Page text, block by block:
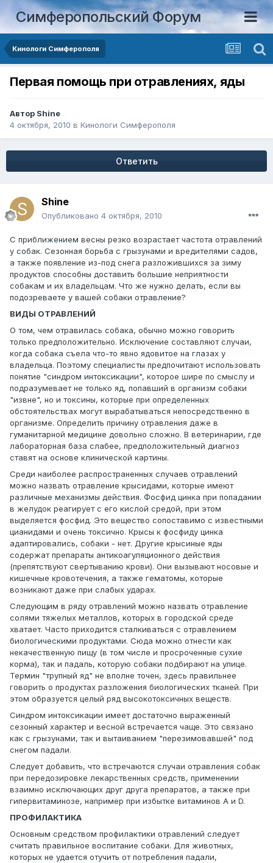
Симферопольский Форум
Кинологи Симферополя
Первая помощь при отравлениях, яды
Автор Shine
4 октября, 2010 в Кинологи Симферополя
Ответить
Shine
Опубликовано 4 октября, 2010
С приближением весны резко возрастает частота отравлений
у собак. Сезонная борьба с грызунами и вредителями садов,
а также появление из-под снега разложившихся за зиму
продуктов способны доставить большие неприятности
собакам и их владельцам. Что же нужно делать, если вы
подозреваете у вашей собаки отравление?
ВИДЫ ОТРАВЛЕНИЙ
О том, чем отравилась собака, обычно можно говорить
только предположительно. Исключение составляют случаи,
когда собака съела что-то явно ядовитое на глазах у
владельца. Поэтому специалисты предпочитают использовать
понятие "синдром интоксикации", которое шире по смыслу и
подразумевает не только яд, попавший в организм собаки
"извне", но и токсины, которые при определенных
обстоятельствах могут вырабатываться непосредственно в
организме. Определить причину отравления даже в
гуманитарной медицине довольно сложно. В ветеринарии, где
лабораторная база слабее, предположительный диагноз
ставят на основе клинической картины.
Среди наиболее распространенных случаев отравлений
можно назвать отравление крысидами, которые имеют
различные механизмы действия. Фосфид цинка при попадании
в желудок реагирует с его кислой средой, при этом
выделяется фосфид. Это вещество сопоставимо с известными
цианидами и очень токсично. Крысы к фосфиду цинка
адаптировались, собаки - нет. Другие крысиные яды
содержат препараты антикоагуляционного действия
(препятствуют свертыванию крови). Они вызывают носовые и
кишечные кровотечения, а также гематомы, которые
возникают даже при слабых ударах.
Следующим в ряду отравлений можно назвать отравление
солями тяжелых металлов, которых в городской среде
хватает. Часто приходится сталкиваться с отравлением
биологическими продуктами. Сюда можно отнести как
некачественную пищу (в том числе и просроченные сухие
корма), так и падаль, которую собаки подбирают на улице.
Термин "трупный яд" не вполне точен, здесь правильнее
говорить о продуктах разложения биологических тканей. При
этом образуется целый ряд высокотоксичных веществ.
Синдром интоксикации имеет достаточно выраженный
сезонный характер и весной встречается чаще. Это связано
как с грызунами, так и вытаиванием "перезимовавшей" под
снегом падали.
Следует добавить, что встречаются случаи отравления собак
при передозировке лекарственных средств, применении
взаимно исключающих друг друга препаратов, а также при
гипервитаминозе, например при избытке витаминов А и D.
ПРОФИЛАКТИКА
Основным средством профилактики отравлений следует
считать правильное воспитание собаки. Для животных,
которых не удается отучить от потребления падали,